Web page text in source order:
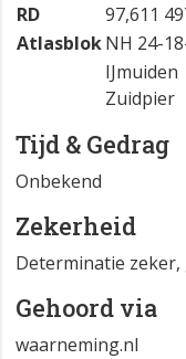
RD
97,611
AtlasblokNH 24-
IJmuiden
Zuidpier
Tijd & Gedrag
Onbekend
Zekerheid
Determinatie
Gehoord via
waarneming.nl